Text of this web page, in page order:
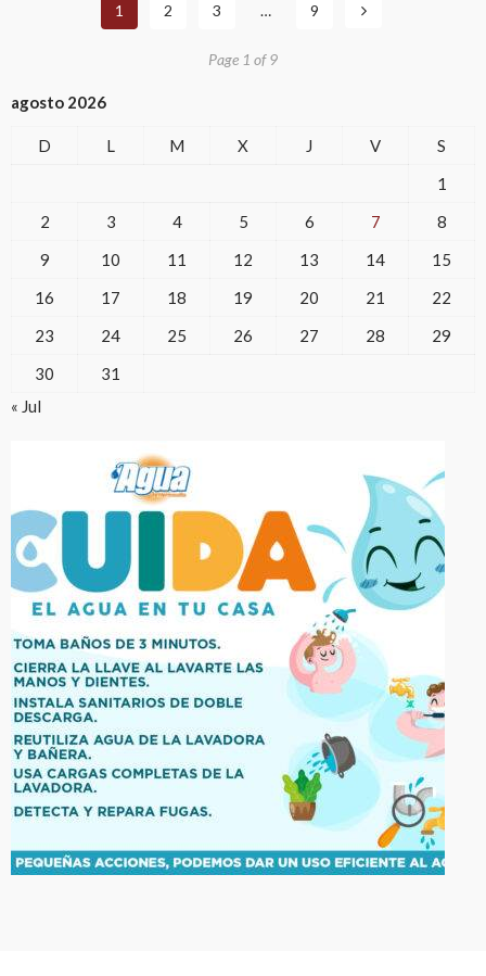
1 2 3 … 9
Page 1 of 9
agosto 2026
D L M X J V
S
1
2
3 4 5 6 7
8
9
10 11 12 13 14
15
16
17 18 19 20 21
22
23
24 25 26 27 28
29
30
31
« Jul